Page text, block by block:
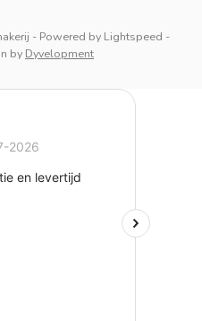
- Powered by Lightspeed -
by Dyvelopment